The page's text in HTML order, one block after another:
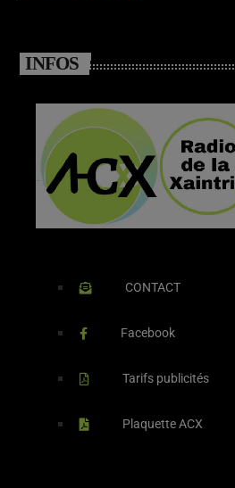
INFOS
CONTACT
Facebook
Tarifs publicités
Plaquette ACX